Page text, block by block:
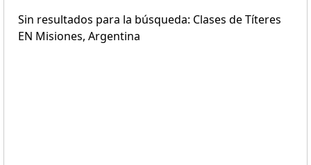
Sin resultados para la búsqueda: Clases de Títeres
EN Misiones, Argentina